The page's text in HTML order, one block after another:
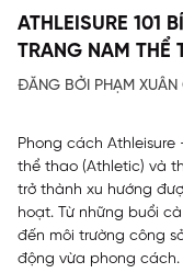
ATHLEISURE 101
TRANG NAM THỂ
ĐĂNG BỞI PHẠM XUÂN
Phong cách
thể thao (Athletic) và
trở thành xu hướng
hoạt. Từ những buổi
đến môi trường công
động vừa phong cách.